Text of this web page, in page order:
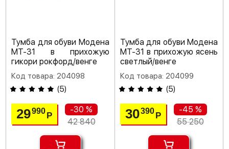
Тумба для обуви Модена
МТ-31 в прихожую
гикори рокфорд/венге
Код товара: 204098
(5)
29990Р
-30 %
42 840
Тумба для обуви Модена
МТ-31 в прихожую ясень
светлый/венге
Код товара: 204099
(5)
30390 Р
-45 %
55 250